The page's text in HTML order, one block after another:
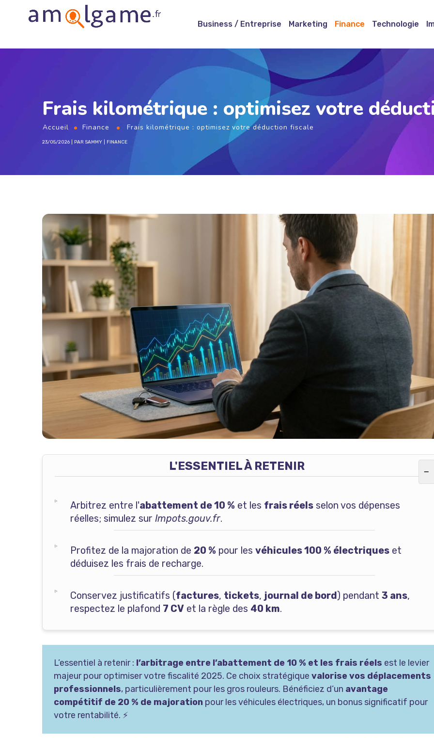
Business / Entreprise Marketing Finance Technologie
Frais kilométrique : optimisez votre
Accueil Finance Frais kilométrique : optimisez votre déduction fiscale
23/05/2026 PAR SAMMY FINANCE
L'ESSENTIEL À RETENIR −
Arbitrez entre l'abattement de 10 % et les frais réelsselon vos dépenses
réelles; simulez sur Impots.gouv.fr.
Profitez de la majoration de 20 % pour les véhicules 100 % électriqueset
déduisez les frais de recharge.
Conservez justificatifs (factures, tickets, journal de bord) pendant 3 ans,
respectez le plafond 7 CVet la règle des 40 km.
L’essentiel à retenir : l’arbitrage entre l’abattement de 10 % et les frais réels est le levier
majeur pour optimiser votre fiscalité 2025. Ce choix stratégique valorise vos déplacements
professionnels, particulièrement pour les gros rouleurs. Bénéficiez d’un avantage
compétitif de 20 % de majoration pour les véhicules électriques, un bonus significatif pour
votre rentabilité. ⚡